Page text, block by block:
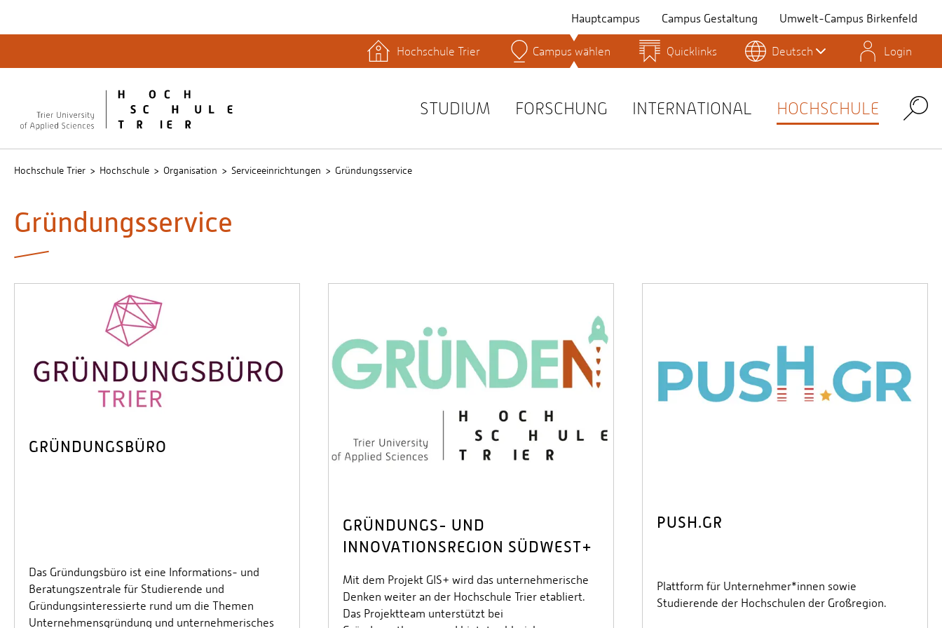
Hauptcampus Campus Gestaltung Umwelt-Campus Birkenfeld
Lernplattformen
Personensuche
Studienservice
Stud.IP
Hochschule Trier Campus wählen Quicklinks Deutsch Login
STUDIUM FORSCHUNG INTERNATIONAL HOCHSCHULE Search
Hochschule Trier Hochschule Organisation Serviceeinrichtungen Gründungsservice
Gründungsservice
GRÜNDUNGSBÜRO
Das Gründungsbüro ist eine Informations- und
Beratungszentrale für Studierende und
Gründungsinteressierte rund um die Themen
Unternehmensgründung und unternehmerisches
GRÜNDUNGS- UND
INNOVATIONSREGION SÜDWEST+
Mit dem Projekt GIS+ wird das unternehmerische
Denken weiter an der Hochschule Trier etabliert.
Das Projektteam unterstützt bei
PUSH.GR
Plattform für Unternehmer*innen sowie
Studierende der Hochschulen der Großregion.